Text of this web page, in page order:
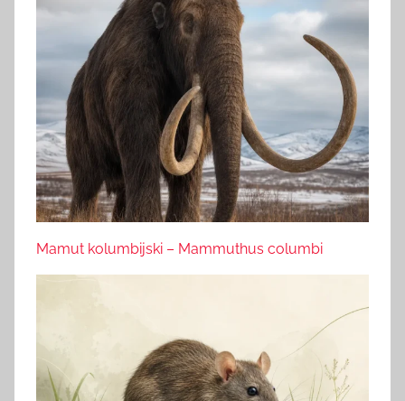
Mamut kolumbijski – Mammuthus columbi